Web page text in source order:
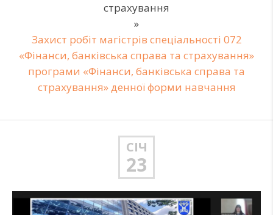
страхування
»
Захист робіт магістрів спеціальності 072
«Фінанси, банківська справа та страхування»
програми «Фінанси, банківська справа та
страхування» денної форми навчання
СІЧ
23